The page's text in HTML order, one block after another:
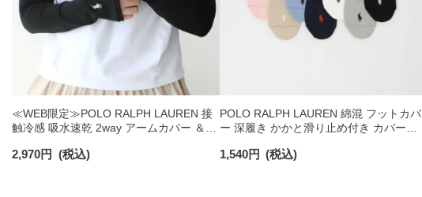
≪WEB限定≫POLO RALPH LAUREN 接
触冷感 吸水速乾 2way アームカバー ＆
2,970円 (税込)
POLO RALPH LAUREN 綿混 フットカバ
ー 深履き かかと滑り止め付き カバーソ
1,540円 (税込)